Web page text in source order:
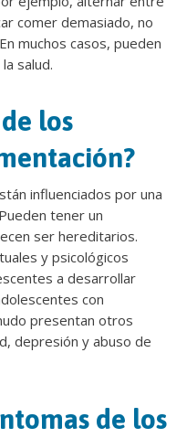
comer demasiado, no
muchos casos, pueden
salud.
los
influenciados por una
tener un
ser hereditarios.
y psicológicos
a desarrollar
con
presentan otros
depresión y abuso de
de los